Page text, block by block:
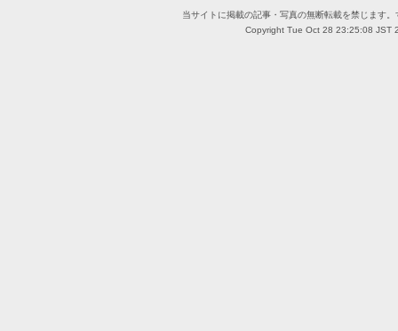
当サイトに掲載の記事・写真の無断転載を禁じます
Copyright Tue Oct 28 23:25:08 JST